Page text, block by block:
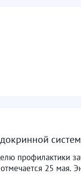
профилактики
25 мая.